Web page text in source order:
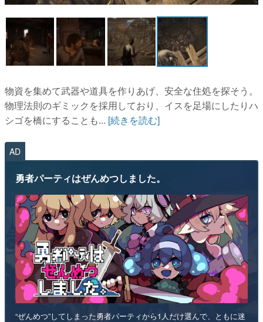
物資を集めて武器や道具を作りあげ、安全な住処を探そう。
物理法則のギミックを採用しており、イスを足場にしたりハ
シゴを橋にすることも... [続きを読む]
AD
勇者パーティはぜんめつしました。
“ぜんめつ”してしまった勇者パーティから1人だけ選んで、ともに迷